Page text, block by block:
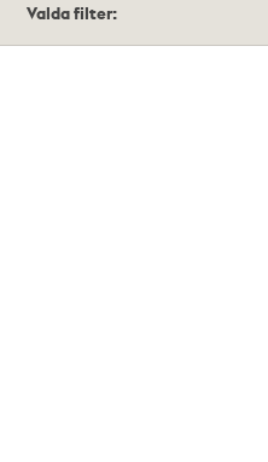
träffar
Valda filter: